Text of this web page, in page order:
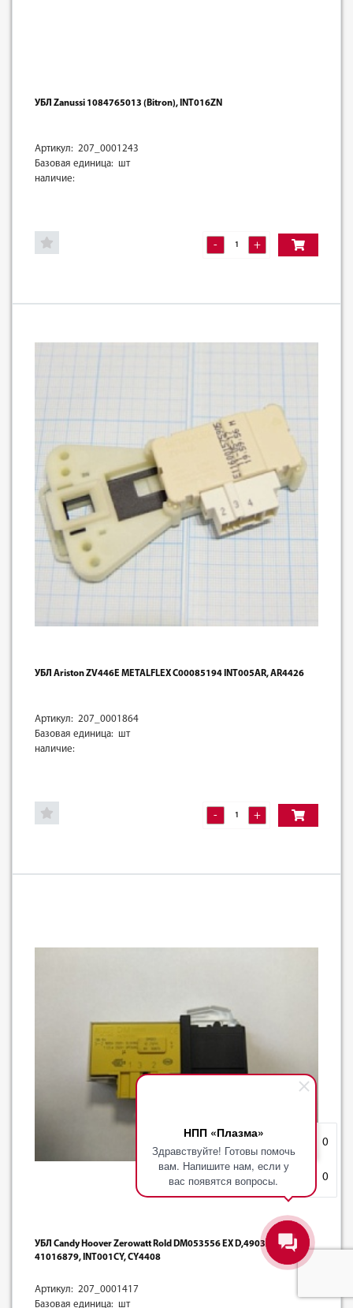
НПП «Плазма»
Здравствуйте! Готовы помочь
вам. Напишите нам, если у
вас появятся вопросы.
0
Корзина 0
УБЛ Zanussi 1084765013 (Bitron), INT016ZN
Артикул: 207_0001243
Базовая единица: шт
наличие:
- +
УБЛ Ariston ZV446E METALFLEX C00085194 INT005AR, AR4426
Артикул: 207_0001864
Базовая единица: шт
наличие:
- +
УБЛ Candy Hoover Zerowatt Rold DM053556 EX D,49030389,
41016879, INT001CY, CY4408
Артикул: 207_0001417
Базовая единица: шт